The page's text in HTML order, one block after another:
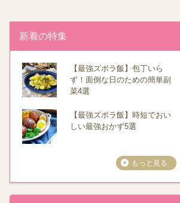
新着の特集
【最強ズボラ飯】包丁いら
ず！面倒な日のための簡単副
菜4選
【最強ズボラ飯】時短でおい
しい最強おかず5選
もっと見る